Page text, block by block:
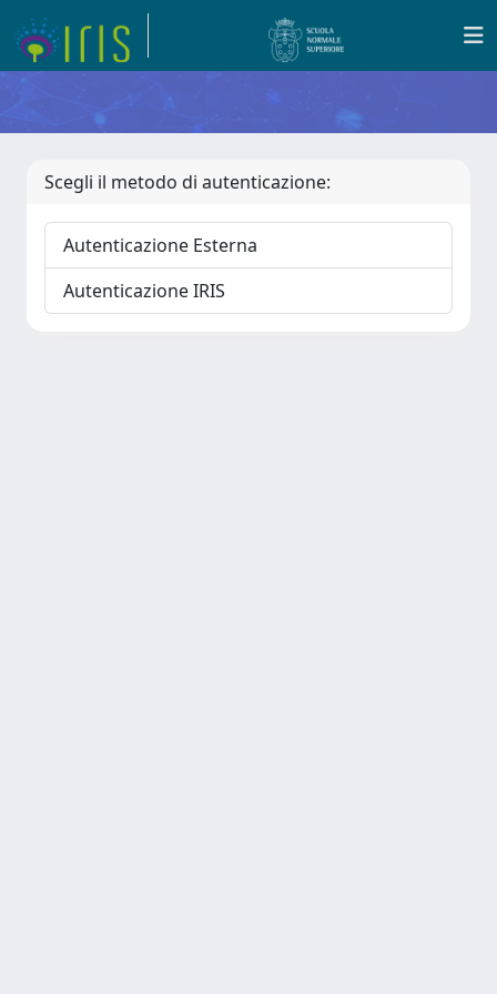
Scegli il metodo di autenticazione:
Autenticazione Esterna
Autenticazione IRIS